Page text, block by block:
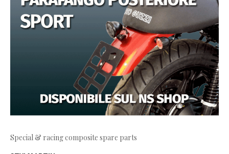
Special & racing composite spare parts